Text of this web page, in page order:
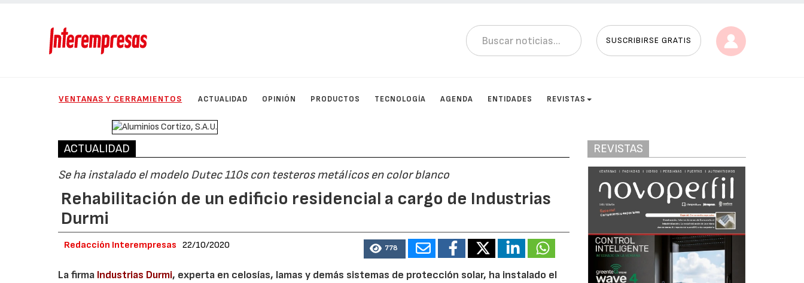
SUSCRIBIRSE GRATIS
VENTANAS Y CERRAMIENTOS ACTUALIDAD OPINIÓN PRODUCTOS TECNOLOGÍA AGENDA ENTIDADES REVISTAS
ACTUALIDAD
Se ha instalado el modelo Dutec 110s con testeros metálicos en color blanco
Rehabilitación de un edificio residencial a cargo de Industrias
Durmi
Redacción Interempresas 22/10/2020 778
La firma Industrias Durmi, experta en celosías, lamas y demás sistemas de protección solar, ha instalado el
REVISTAS